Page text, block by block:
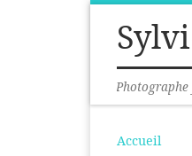
Passer au contenu
Accueil